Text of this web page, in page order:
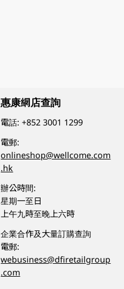
惠康網店查詢
電話:+852 3001 1299
電郵:
onlineshop@wellcome.com
.hk
辦公時間:
星期一至日
上午九時至晚上六時
企業合作及大量訂購查詢
電郵:
webusiness@dfiretailgroup
.com